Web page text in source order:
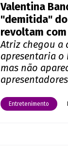
Valentina
"demitida" do
revoltam
Atriz chegou a
apresentaria o
mas não
apresentadores
Entretenimento